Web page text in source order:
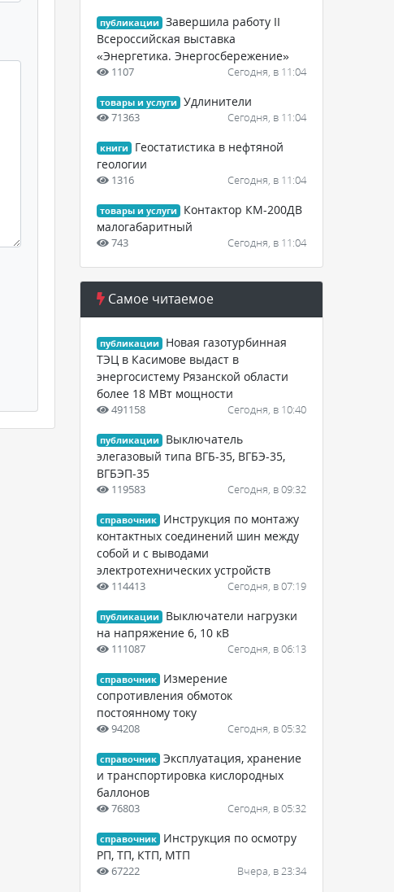
публикации
Завершила работу II
Всероссийская выставка
«Энергетика. Энергосбережение»
1107 Сегодня, в 11:04
товары и услуги Удлинители
71363 Сегодня, в 11:04
книги
Геостатистика в нефтяной
геологии
1316 Сегодня, в 11:04
товары и услуги
Контактор КМ-200ДВ
малогабаритный
743 Сегодня, в 11:04
Самое читаемое
публикации
Новая газотурбинная
ТЭЦ в Касимове выдаст в
энергосистему Рязанской области
более 18 МВт мощности
491158 Сегодня, в 10:40
публикации
Выключатель
элегазовый типа ВГБ-35, ВГБЭ-35,
ВГБЭП-35
119583 Сегодня, в 09:32
справочник
Инструкция по монтажу
контактных соединений шин между
собой и с выводами
электротехнических устройств
114413 Сегодня, в 07:19
публикации
Выключатели нагрузки
на напряжение 6, 10 кВ
111087 Сегодня, в 06:13
справочник
Измерение
сопротивления обмоток
постоянному току
94208 Сегодня, в 05:32
справочник Эксплуатация, хранение
и транспортировка кислородных
баллонов
76803 Сегодня, в 05:32
справочник
Инструкция по осмотру
РП, ТП, КТП, МТП
67222 Вчера, в 23:34